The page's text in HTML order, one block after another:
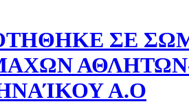
ΣΕ
Α.Ο